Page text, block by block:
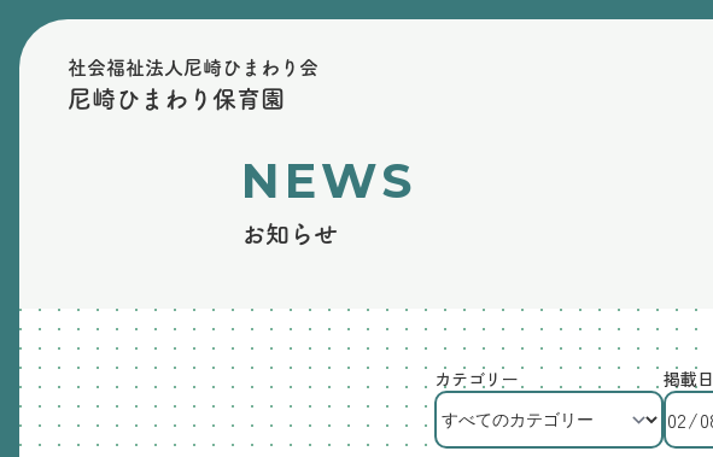
社会福祉法人尼崎ひまわり会
尼崎ひまわり保育園
NEWS
お知らせ
カテゴリー 掲載日